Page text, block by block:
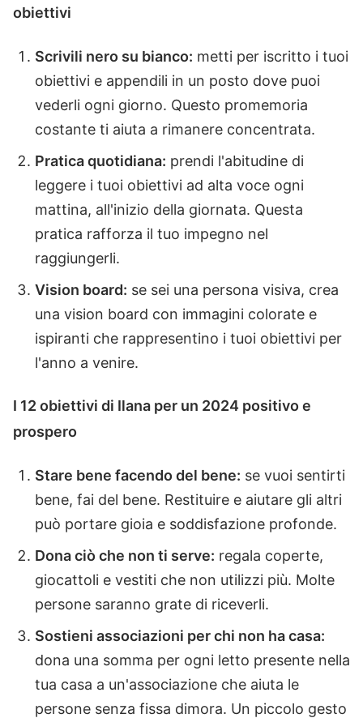
obiettivi
Scrivili nero su bianco: metti per iscritto i tuoi
obiettivi e appendili in un posto dove puoi
vederli ogni giorno. Questo promemoria
costante ti aiuta a rimanere concentrata.
Pratica quotidiana: prendi l'abitudine di
leggere i tuoi obiettivi ad alta voce ogni
mattina, all'inizio della giornata. Questa
pratica rafforza il tuo impegno nel
raggiungerli.
Vision board: se sei una persona visiva, crea
una vision board con immagini colorate e
ispiranti che rappresentino i tuoi obiettivi per
l'anno a venire.
I 12 obiettivi di Ilana per un 2024 positivo e
prospero
Stare bene facendo del bene: se vuoi sentirti
bene, fai del bene. Restituire e aiutare gli altri
può portare gioia e soddisfazione profonde.
Dona ciò che non ti serve: regala coperte,
giocattoli e vestiti che non utilizzi più. Molte
persone saranno grate di riceverli.
Sostieni associazioni per chi non ha casa:
dona una somma per ogni letto presente nella
tua casa a un'associazione che aiuta le
persone senza fissa dimora. Un piccolo gesto